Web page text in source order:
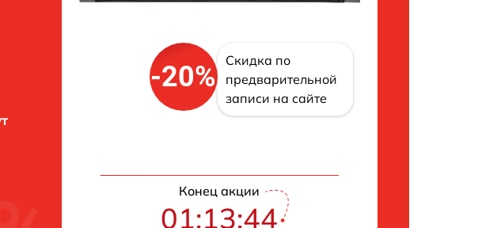
-20%
Скидка по
предварительной
записи на сайте
Конец акции
01:13:43